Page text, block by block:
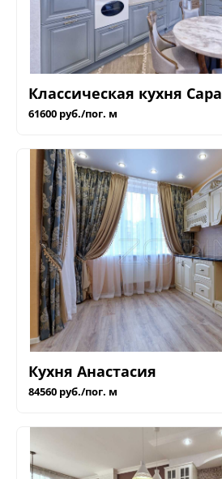
Классическая кухня Сара
61600 руб./пог. м
Кухня Анастасия
84560 руб./пог. м